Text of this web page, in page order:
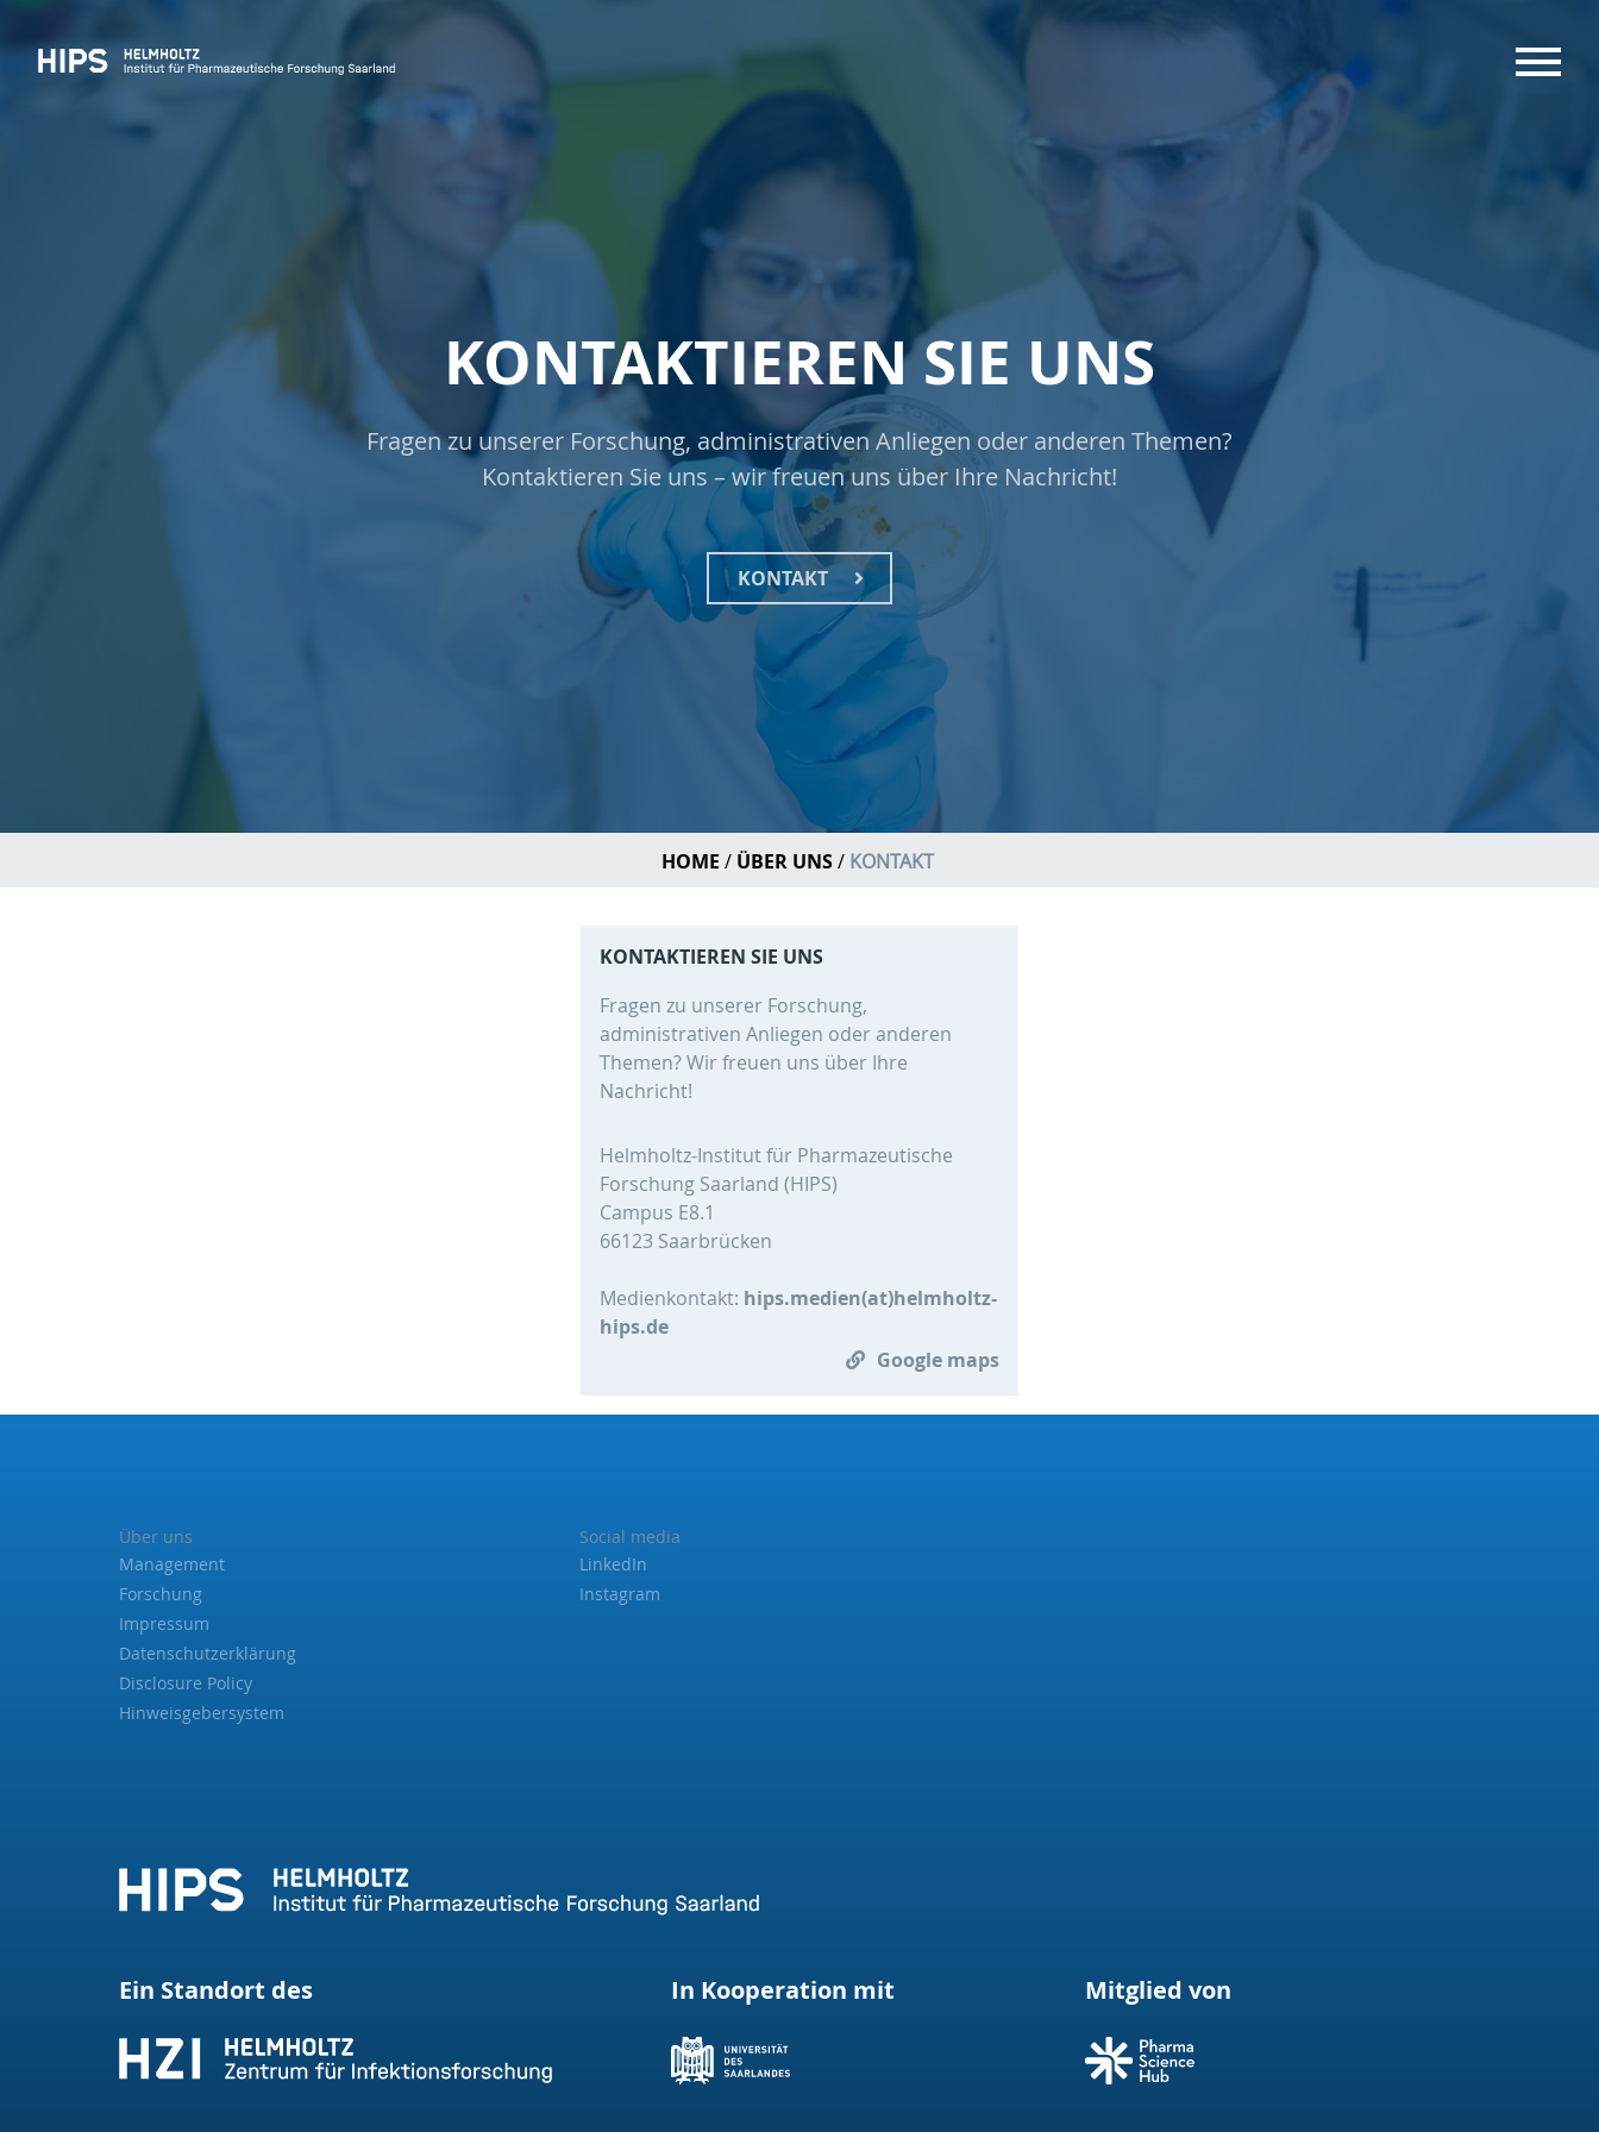
MENU
KONTAKTIEREN SIE UNS
Fragen zu unserer Forschung, administrativen Anliegen oder anderen Themen?
Kontaktieren Sie uns – wir freuen uns über Ihre Nachricht!
KONTAKT
HOME ÜBER UNS KONTAKT
KONTAKTIEREN SIE UNS
Fragen zu unserer Forschung,
administrativen Anliegen oder anderen
Themen? Wir freuen uns über Ihre
Nachricht!
Helmholtz-Institut für Pharmazeutische
Forschung Saarland (HIPS)
Campus E8.1
66123 Saarbrücken
Medienkontakt: hips.medien(at)helmholtz-
hips.de
Google maps
Über uns
Management
Forschung
Impressum
Datenschutzerklärung
Disclosure Policy
Hinweisgebersystem
Social media
LinkedIn
Instagram
Ein Standort des In Kooperation mit Mitglied von